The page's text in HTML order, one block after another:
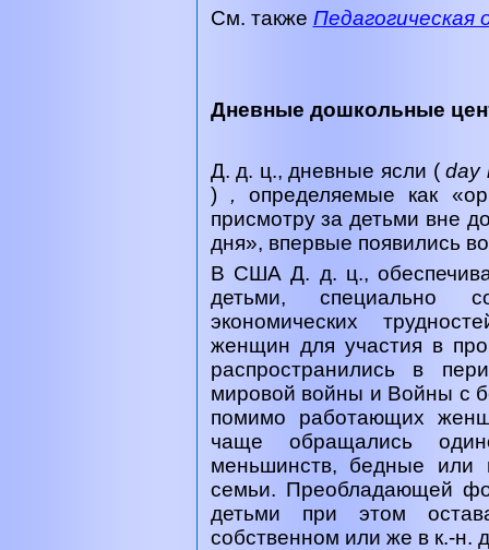
См. также Педагогическая
Дневные дошкольные
Д. д. ц., дневные ясли (day
) ,определяемые как
присмотру за детьми вне
дня», впервые появились
В США Д. д. ц.,
детьми, специально
экономических
женщин для участия в
распространились в
мировой войны и Войны с
помимо работающих
чаще обращались
меньшинств, бедные или
семьи. Преобладающей
детьми при этом
собственном или же в к.-н.